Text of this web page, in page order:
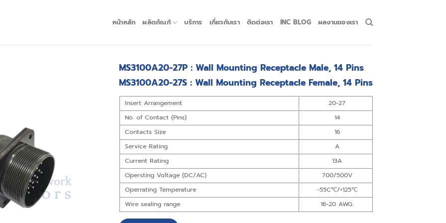
หน้าหลัก ผลิตภัณฑ์ บริการ เกี่ยวกับเรา ติดต่อเรา INC BLOG ผลงานของเรา
MS3100A20-27P : Wall Mounting Receptacle Male, 14 Pins
MS3100A20-27S : Wall Mounting Receptacle Female, 14 Pins
Insert Arrangement
20-27
No. of Contact (Pins)
14
Contacts Size
16
Service Rating
A
Current Rating
13A
Opersting Voltage (DC/AC)
700/500V
Operrating Temperature
-55C℃/+125℃
Wire sealing range
16-20 AWG.